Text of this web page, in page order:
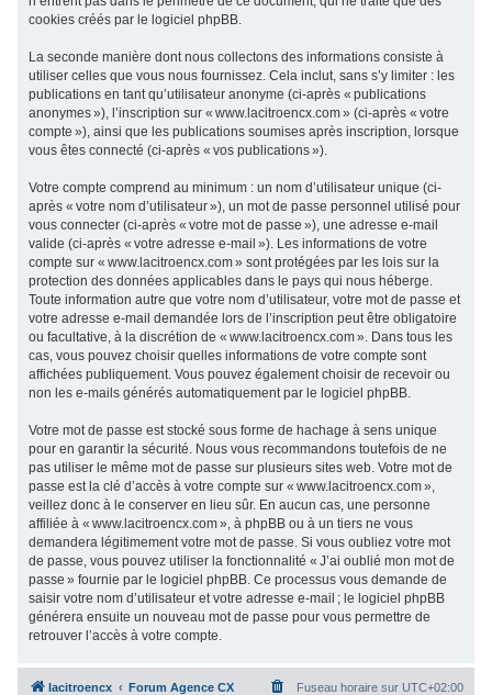
cookies créés par le logiciel phpBB.
La seconde manière dont nous collectons des informations consiste à
utiliser celles que vous nous fournissez. Cela inclut, sans s’y limiter : les
publications en tant qu’utilisateur anonyme (ci-après « publications
anonymes »), l’inscription sur « www.lacitroencx.com » (ci-après « votre
compte »), ainsi que les publications soumises après inscription, lorsque
vous êtes connecté (ci-après « vos publications »).
Votre compte comprend au minimum : un nom d’utilisateur unique (ci-
après « votre nom d’utilisateur »), un mot de passe personnel utilisé pour
vous connecter (ci-après « votre mot de passe »), une adresse e-mail
valide (ci-après « votre adresse e-mail »). Les informations de votre
compte sur « www.lacitroencx.com » sont protégées par les lois sur la
protection des données applicables dans le pays qui nous héberge.
Toute information autre que votre nom d’utilisateur, votre mot de passe et
votre adresse e-mail demandée lors de l’inscription peut être obligatoire
ou facultative, à la discrétion de « www.lacitroencx.com ». Dans tous les
cas, vous pouvez choisir quelles informations de votre compte sont
affichées publiquement. Vous pouvez également choisir de recevoir ou
non les e-mails générés automatiquement par le logiciel phpBB.
Votre mot de passe est stocké sous forme de hachage à sens unique
pour en garantir la sécurité. Nous vous recommandons toutefois de ne
pas utiliser le même mot de passe sur plusieurs sites web. Votre mot de
passe est la clé d’accès à votre compte sur « www.lacitroencx.com »,
veillez donc à le conserver en lieu sûr. En aucun cas, une personne
affiliée à « www.lacitroencx.com », à phpBB ou à un tiers ne vous
demandera légitimement votre mot de passe. Si vous oubliez votre mot
de passe, vous pouvez utiliser la fonctionnalité « J’ai oublié mon mot de
passe » fournie par le logiciel phpBB. Ce processus vous demande de
saisir votre nom d’utilisateur et votre adresse e-mail ; le logiciel phpBB
générera ensuite un nouveau mot de passe pour vous permettre de
retrouver l’accès à votre compte.
lacitroencx Forum Agence CX Fuseau horaire sur UTC+02:00